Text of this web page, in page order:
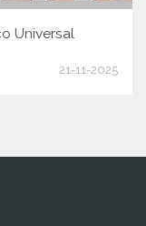
Universal
21-11-2025